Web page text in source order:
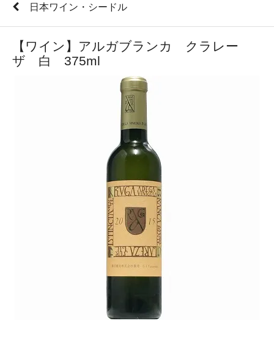
日本ワイン・シードル
【ワイン】アルガブランカ クラレー
ザ 白 375ml